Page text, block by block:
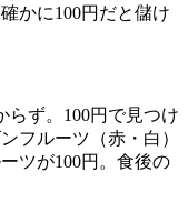
かに100円だと儲け
らず。100円で見つけ
フルーツ（赤・白）
ツが100円。食後の